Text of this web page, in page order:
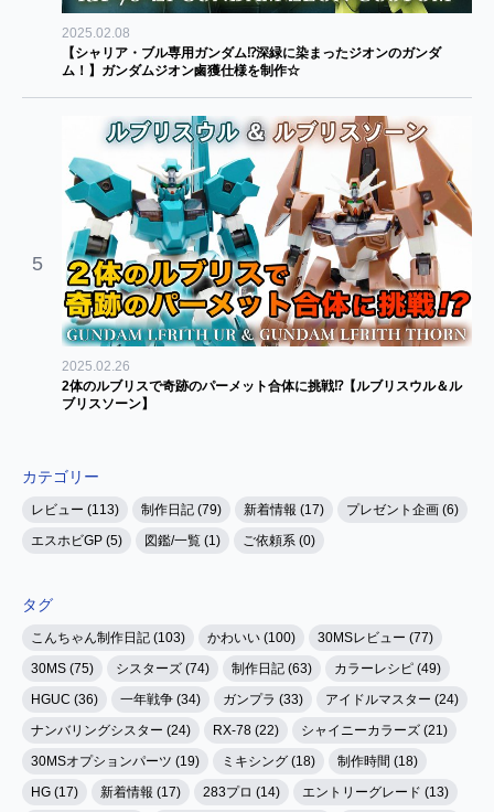
2025.02.08
【シャリア・ブル専用ガンダム⁉深緑に染まったジオンのガンダ
ム！】ガンダムジオン鹵獲仕様を制作☆
5
2025.02.26
2体のルブリスで奇跡のパーメット合体に挑戦⁉【ルブリスウル＆ル
ブリスソーン】
カテゴリー
レビュー (113) 制作日記 (79) 新着情報 (17)
プレゼント企画 (6)
エスホビGP (5)
図鑑/一覧 (1) ご依頼系 (0)
タグ
こんちゃん制作日記 (103) かわいい (100)
30MSレビュー (77)
30MS (75)
シスターズ (74) 制作日記 (63)
カラーレシピ (49)
HGUC (36)
一年戦争 (34) ガンプラ (33)
アイドルマスター (24)
ナンバリングシスター (24)
RX-78 (22)
シャイニーカラーズ (21)
30MSオプションパーツ (19)
ミキシング (18)
制作時間 (18)
HG (17)
新着情報 (17) 283プロ (14)
エントリーグレード (13)